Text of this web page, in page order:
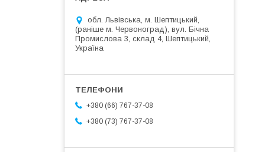
обл. Львівська, м. Шептицький,
(раніше м. Червоноград), вул. Бічна
Промислова 3, склад 4, Шептицький,
Україна
+380 (66) 767-37-08
+380 (73) 767-37-08